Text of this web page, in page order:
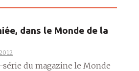
dans le Monde de la
du magazine le Monde